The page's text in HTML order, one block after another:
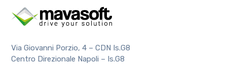
Via Giovanni Porzio, 4 – CDN Is.G8
Centro Direzionale Napoli – Is.G8